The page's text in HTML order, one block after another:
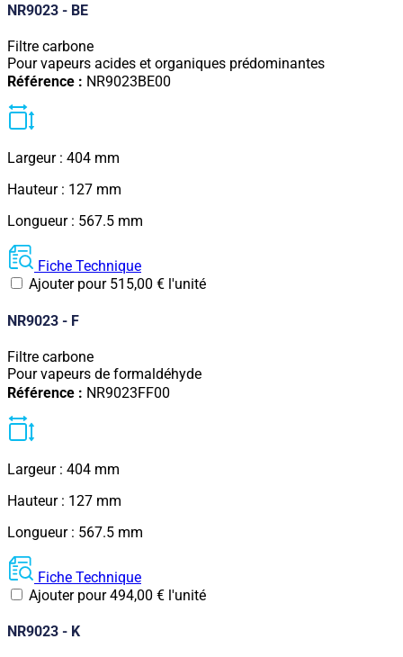
NR9023 - BE
Filtre carbone
Pour vapeurs acides et organiques prédominantes
Référence : NR9023BE00
Largeur : 404 mm
Hauteur : 127 mm
Longueur : 567.5 mm
Fiche Technique
Ajouter pour 515,00 € l'unité
NR9023 - F
Filtre carbone
Pour vapeurs de formaldéhyde
Référence : NR9023FF00
Largeur : 404 mm
Hauteur : 127 mm
Longueur : 567.5 mm
Fiche Technique
Ajouter pour494,00 € l'unité
NR9023 - K